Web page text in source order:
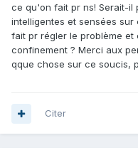
ce qu'on fait pr ns! Serait-il
intelligentes et sensées
fait pr régler le problème et
confinement ? Merci aux
qque chose sur ce soucis,
Citer